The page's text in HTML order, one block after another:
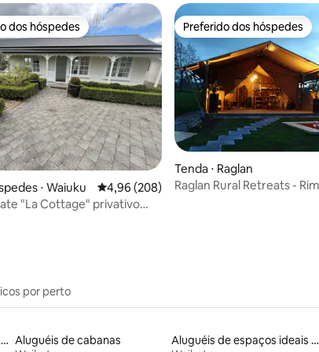
de 5, 53 avaliações
preferidos dos hóspedes
dos hóspedes
⋅ Waiuku 4,96 de uma avaliação média de 5, 208
4,96 (208)
"La Cottage" privativo
Preferido dos hóspedes
Preferido dos hóspedes
Tenda ⋅ Raglan
Raglan Rural Retreats -
por perto
Aluguel por temporada de townhouses Aluguéis de cabanas
Aluguéis de espaços ideais para famílias